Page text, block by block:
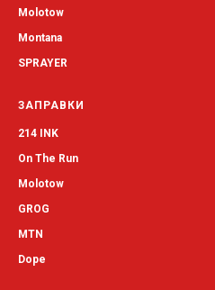
Molotow
Montana
SPRAYER
ЗАПРАВКИ
214 INK
On The Run
Molotow
GROG
MTN
Dope